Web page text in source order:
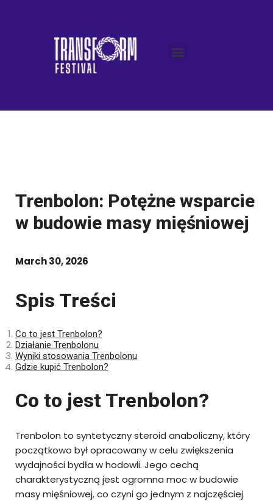
Trenbolon: Potężne wsparcie
w budowie masy mięśniowej
March 30, 2026
Spis Treści
Co to jest Trenbolon?
Działanie Trenbolonu
Wyniki stosowania Trenbolonu
Gdzie kupić Trenbolon?
Co to jest Trenbolon?
Trenbolon to syntetyczny steroid anaboliczny, który
początkowo był opracowany w celu zwiększenia
wydajności bydła w hodowli. Jego cechą
charakterystyczną jest ogromna moc w budowie
masy mięśniowej, co czyni go jednym z najczęściej